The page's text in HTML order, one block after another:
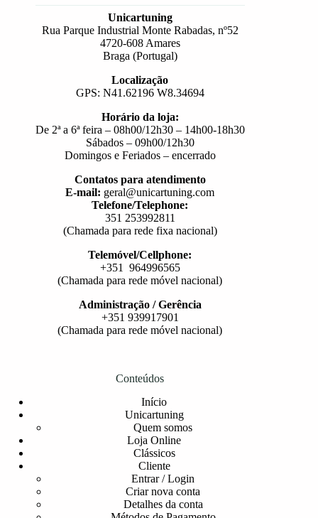
Unicartuning
Rua Parque Industrial Monte Rabadas, nº52
4720-608 Amares
Braga (Portugal)
Localização
GPS: N41.62196 W8.34694
Horário da loja:
De 2ª a 6ª feira – 08h00/12h30 – 14h00-18h30
Sábados – 09h00/12h30
Domingos e Feriados – encerrado
Contatos para atendimento
E-mail: geral@unicartuning.com
Telefone/Telephone:
351 253992811
(Chamada para rede fixa nacional)
Telemóvel/Cellphone:
+351 964996565
(Chamada para rede móvel nacional)
Administração / Gerência
+351 939917901
(Chamada para rede móvel nacional)
Conteúdos
Início
Unicartuning
Quem somos
Loja Online
Clássicos
Cliente
Entrar / Login
Criar nova conta
Detalhes da conta